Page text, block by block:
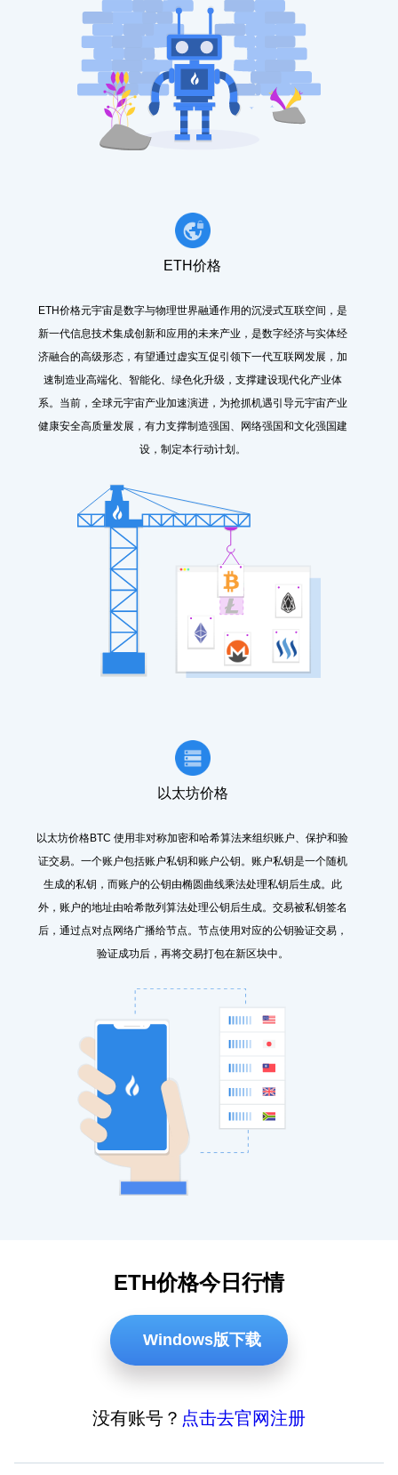
ETH价格
ETH价格元宇宙是数字与物理世界融通作用的沉浸式互联空间，是
新一代信息技术集成创新和应用的未来产业，是数字经济与实体经
济融合的高级形态，有望通过虚实互促引领下一代互联网发展，加
速制造业高端化、智能化、绿色化升级，支撑建设现代化产业体
系。当前，全球元宇宙产业加速演进，为抢抓机遇引导元宇宙产业
健康安全高质量发展，有力支撑制造强国、网络强国和文化强国建
设，制定本行动计划。
以太坊价格
以太坊价格BTC 使用非对称加密和哈希算法来组织账户、保护和验
证交易。一个账户包括账户私钥和账户公钥。账户私钥是一个随机
生成的私钥，而账户的公钥由椭圆曲线乘法处理私钥后生成。此
外，账户的地址由哈希散列算法处理公钥后生成。交易被私钥签名
后，通过点对点网络广播给节点。节点使用对应的公钥验证交易，
验证成功后，再将交易打包在新区块中。
ETH价格今日行情
Windows版下载
没有账号？ 点击去官网注册